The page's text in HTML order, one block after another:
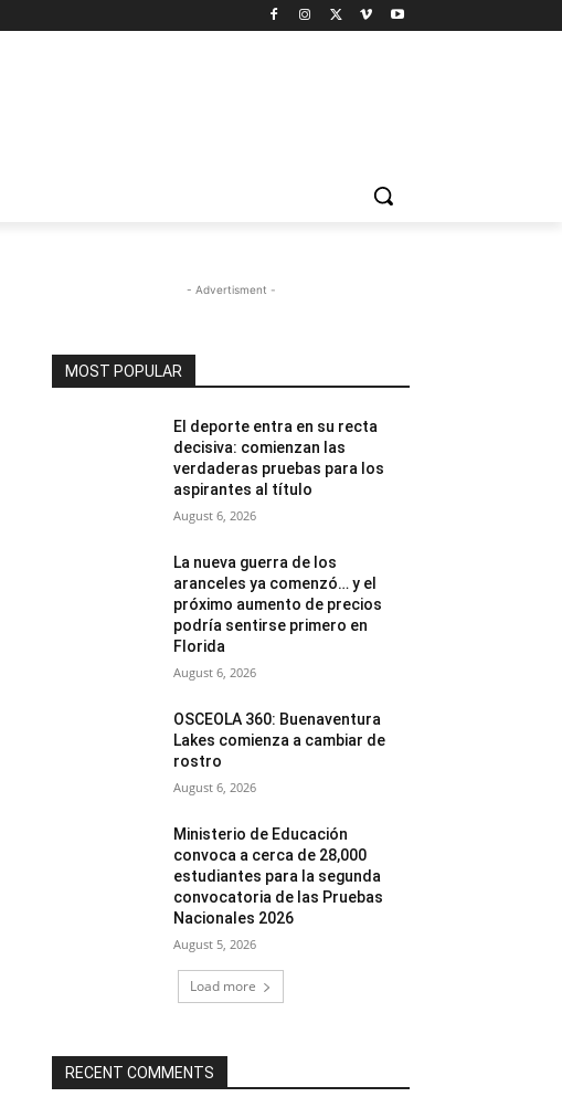
- Advertisment -
MOST POPULAR
El deporte entra en su recta
decisiva: comienzan las
verdaderas pruebas para los
aspirantes al título
August 6, 2026
La nueva guerra de los
aranceles ya comenzó… y el
próximo aumento de precios
podría sentirse primero en
Florida
August 6, 2026
OSCEOLA 360: Buenaventura
Lakes comienza a cambiar de
rostro
August 6, 2026
Ministerio de Educación
convoca a cerca de 28,000
estudiantes para la segunda
convocatoria de las Pruebas
Nacionales 2026
August 5, 2026
Load more
RECENT COMMENTS